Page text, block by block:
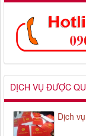
DỊCH VỤ ĐƯỢC
Dịch